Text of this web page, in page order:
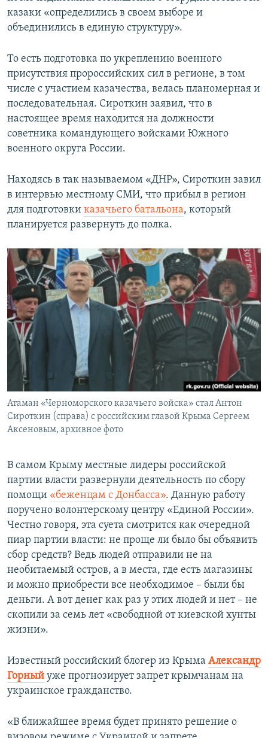
казаки «определились в своем выборе и
объединились в единую структуру».
То есть подготовка по укреплению военного
присутствия пророссийских сил в регионе, в том
числе с участием казачества, велась планомерная и
последовательная. Сироткин заявил, что в
настоящее время находится на должности
советника командующего войсками Южного
военного округа России.
Находясь в так называемом «ДНР», Сироткин завил
в интервью местному СМИ, что прибыл в регион
для подготовки казачьего батальона, который
планируется развернуть до полка.
Атаман «Черноморского казачьего войска» стал Антон
Сироткин (справа) с российским главой Крыма Сергеем
Аксеновым, архивное фото
В самом Крыму местные лидеры российской
партии власти развернули деятельность по сбору
помощи «беженцам с Донбасса». Данную работу
поручено волонтерскому центру «Единой России».
Честно говоря, эта суета смотрится как очередной
пиар партии власти: не проще ли было бы объявить
сбор средств? Ведь людей отправили не на
необитаемый остров, а в места, где есть магазины
и можно приобрести все необходимое – были бы
деньги. А вот денег как раз у этих людей и нет – не
скопили за семь лет «свободной от киевской хунты
жизни».
Известный российский блогер из Крыма Александр
Горный уже прогнозирует запрет крымчанам на
украинское гражданство.
«В ближайшее время будет принято решение о